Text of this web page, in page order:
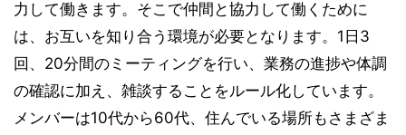
力して働きます。そこで仲間と協力して働くために
は、お互いを知り合う環境が必要となります。1日3
回、20分間のミーティングを行い、業務の進捗や体調
の確認に加え、雑談することをルール化しています。
メンバーは10代から60代、住んでいる場所もさまざま